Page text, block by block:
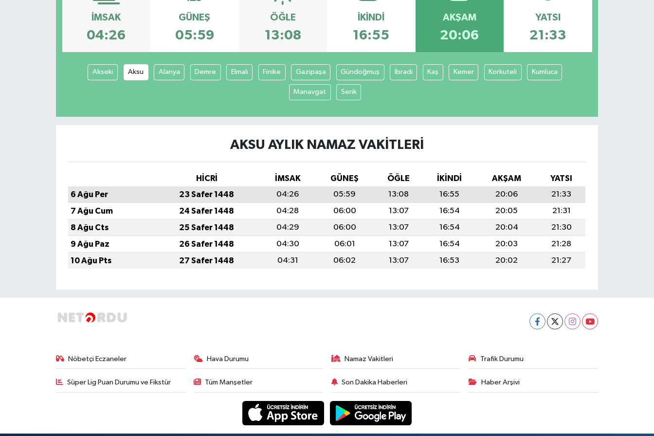
İMSAK
04:26
GÜNEŞ
05:59
ÖĞLE
13:08
İKINDI
16:55
AKŞAM
20:06
YATSI
21:33
Akseki Aksu Alanya Demre Elmalı Finike Gazipaşa Gündoğmuş İbradı Kaş Kemer Korkuteli Kumluca
Manavgat Serik
AKSU AYLIK NAMAZ VAKITLERI
HİCRİ İMSAK GÜNEŞ ÖĞLE İKINDI AKŞAM
YATSI
6 Ağu Per
23 Safer 1448 04:26 05:59 13:08 16:55 20:06
21:33
7 Ağu Cum
24 Safer 1448 04:28 06:00 13:07 16:54 20:05
21:31
8 Ağu Cts
25 Safer 1448 04:29 06:00 13:07 16:54 20:04
21:30
9 Ağu Paz
26 Safer 1448 04:30 06:01 13:07 16:54 20:03
21:28
10 Ağu Pts
27 Safer 1448 04:31 06:02 13:07 16:53 20:02 21:27
Nöbetçi Eczaneler Hava Durumu Namaz Vakitleri Trafik Durumu
Süper Lig Puan Durumu ve Fikstür Tüm Manşetler Son Dakika Haberleri Haber Arşivi
OTOMOBİL
TURİZM